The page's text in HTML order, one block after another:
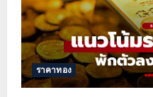
ราคาทอง